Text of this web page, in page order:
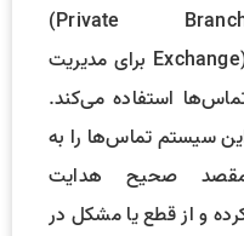
(Private
Exchange) برای مدیریت
استفاده می‌کند.
سیستم تماس‌ها را به
صحیح هدایت
و از قطع یا مشکل در